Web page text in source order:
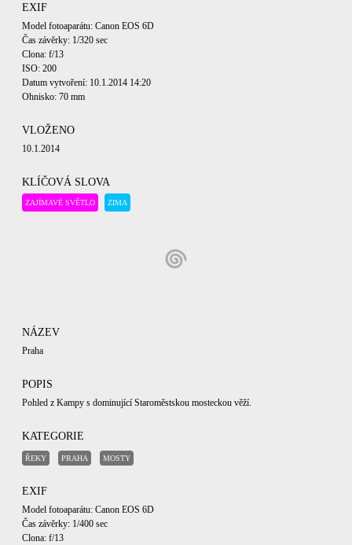
EXIF
Model fotoaparátu: Canon EOS 6D
Čas závěrky: 1/320 sec
Clona: f/13
ISO: 200
Datum vytvoření: 10.1.2014 14:20
Ohnisko: 70 mm
VLOŽENO
10.1.2014
KLÍČOVÁ SLOVA
ZAJÍMAVÉ SVĚTLO ZIMA
NÁZEV
Praha
POPIS
Pohled z Kampy s dominující Staroměstskou mosteckou věží.
KATEGORIE
ŘEKY PRAHA MOSTY
EXIF
Model fotoaparátu: Canon EOS 6D
Čas závěrky: 1/400 sec
Clona: f/13